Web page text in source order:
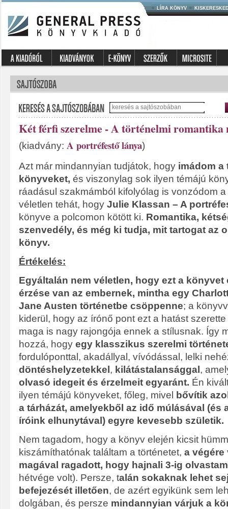
LÍRA KÖNYV
Két férfi szerelme - A történelmi romantika
(kiadvány: A portréfestő lánya)
Azt már mindannyian tudjátok, hogy imádom a
könyveket, és viszonylag sok ilyen témájú
ráadásul szakmámból kifolyólag is vonzódom
véletlen tehát, hogy Julie Klassan – A
könyve a polcomon kötött ki. Romantika,
szenvedély, és még ki tudja, mit tartogat az
könyv.
Értékelés:
Egyáltalán nem véletlen, hogy ezt a
érzése van az embernek, mintha egy
Jane Austen történetbe csöppenne; a
kiderül, hogy az írónő pont ezt a hatást
maga is nagy rajongója ennek a stílusnak. Így
hozzá, hogy egy klasszikus szerelmi
fordulóponttal, akadállyal, vívódással, lelki
döntéshelyzetekkel , kilátástalansággal ,
olvasó idegeit és érzelmeit egyaránt. Én
ilyen témájú könyveket, főleg, mivel
bővítik
a tárházát, amelyekből az idő múlásával (és
íróink elhunytával) egyre kevesebb születik.
Nem tagadom, hogy a könyv elején kicsit
kiszámíthatónak találtam a történetet, a végére
magával ragadott, hogy hajnali 3-ig
hétvége volt). Persze, talán sokaknak lehet
befejezését illetően, de azért egyikünk sem
dolgában, és persze mindannyian várjuk a